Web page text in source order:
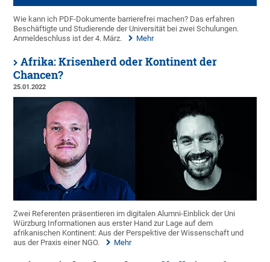
Wie kann ich PDF-Dokumente barrierefrei machen? Das erfahren
Beschäftigte und Studierende der Universität bei zwei Schulungen.
Anmeldeschluss ist der 4. März.
Mehr
Afrika: Krisenherd oder Kontinent der
Chancen?
25.01.2022
Zwei Referenten präsentieren im digitalen Alumni-Einblick der Uni
Würzburg Informationen aus erster Hand zur Lage auf dem
afrikanischen Kontinent: Aus der Perspektive der Wissenschaft und
aus der Praxis einer NGO.
Mehr